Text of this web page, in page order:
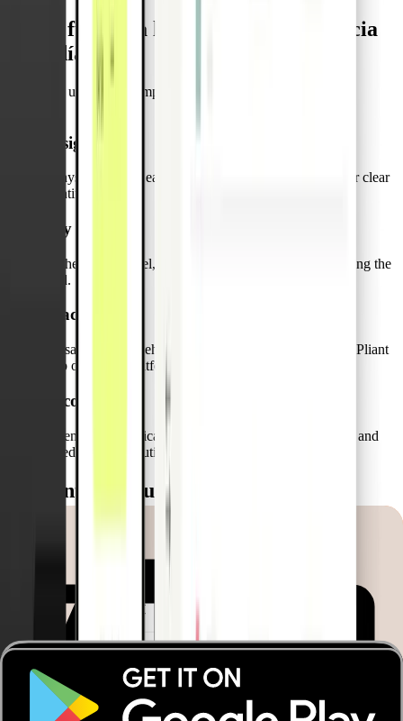
Cómo funciona la tarjeta de emergencia
en el día a día
Así puede utilizar una empresa logística la tarjeta asociada al
Assign
a physical card to each truck and print its Vehicle ID for clear
identification.
Pay
on the road for fuel, repairs, or emergency expenses using the
card.
Track
transactions and vehicle details in real time through the Pliant
web or mobile platform.
Reconcile
expenses automatically, reducing back-office workload and
speeding up resolution.
Preguntas frecuentes
que trabajan con conductores rotativos. Es ideal para gestionar
gastos de vehículos de forma sencilla y controlada, sin
necesidad de asignar tarjetas a empleados individuales.